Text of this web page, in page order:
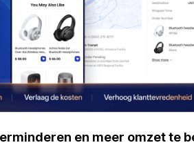
en meer omzet te